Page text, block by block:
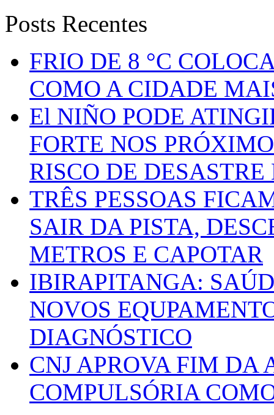
Posts Recentes
FRIO DE 8 °C
COMO A CIDADE
El NIÑO PODE
FORTE NOS
RISCO DE
TRÊS PESSOAS
SAIR DA PISTA,
METROS E CAPOTAR
IBIRAPITANGA:
NOVOS
DIAGNÓSTICO
CNJ APROVA FIM DA
COMPULSÓRIA